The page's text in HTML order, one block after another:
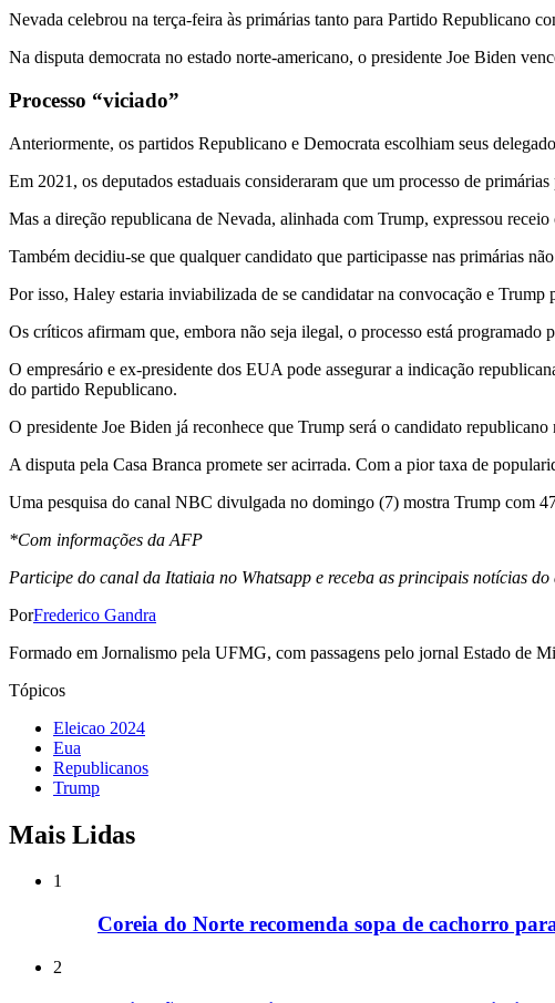
Nevada celebrou na terça-feira às primárias tanto para Partido Republicano
Na disputa democrata no estado norte-americano, o presidente Joe Biden
Processo “viciado”
Anteriormente, os partidos Republicano e Democrata escolhiam seus
Em 2021, os deputados estaduais consideraram que um processo de
Mas a direção republicana de Nevada, alinhada com Trump, expressou
Também decidiu-se que qualquer candidato que participasse nas primárias
Por isso, Haley estaria inviabilizada de se candidatar na convocação e
Os críticos afirmam que, embora não seja ilegal, o processo está programado
O empresário e ex-presidente dos EUA pode assegurar a indicação
do partido Republicano.
O presidente Joe Biden já reconhece que Trump será o candidato
A disputa pela Casa Branca promete ser acirrada. Com a pior taxa de
Uma pesquisa do canal NBC divulgada no domingo (7) mostra Trump com
*Com informações da AFP
Participe do canal da Itatiaia no Whatsapp e receba as principais notícias do
PorFrederico Gandra
Formado em Jornalismo pela UFMG, com passagens pelo jornal Estado de
Tópicos
Eleicao 2024
Eua
Republicanos
Trump
Mais Lidas
1
Coreia do Norte recomenda sopa de cachorro
2